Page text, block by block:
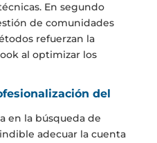
En segundo
de comunidades
refuerzan la
al optimizar los
del
en la búsqueda de
adecuar la cuenta